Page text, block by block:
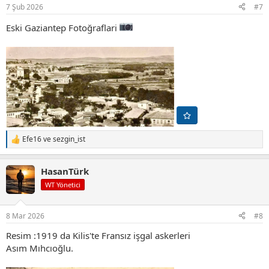
7 Şub 2026 #7
Eski Gaziantep Fotoğraflari
T
e
k
i
l
Efe16vesezgin_ist
HasanTürk
WT Yönetici
8 Mar 2026 #8
Resim :1919 da Kilis'te Fransız işgal askerleri
Asım Mıhcıoğlu.